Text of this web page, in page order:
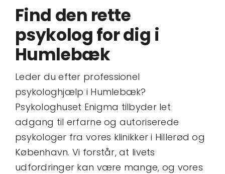
Book tid
Find den rette
psykolog for dig i
Humlebæk
Leder du efter professionel
psykologhjælp i Humlebæk?
Psykologhuset Enigma tilbyder let
adgang til erfarne og autoriserede
psykologer fra vores klinikker i Hillerød og
København. Vi forstår, at livets
udfordringer kan være mange, og vores